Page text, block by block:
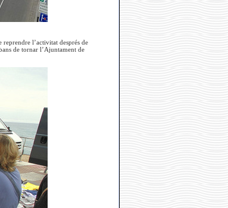
l’activitat després de
de tornar l’Ajuntament de